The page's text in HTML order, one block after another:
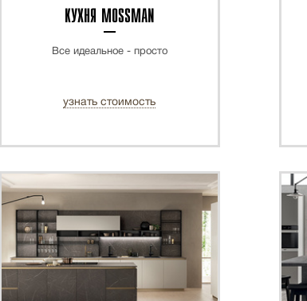
КУХНЯ MOSSMAN
Все идеальное - просто
узнать стоимость